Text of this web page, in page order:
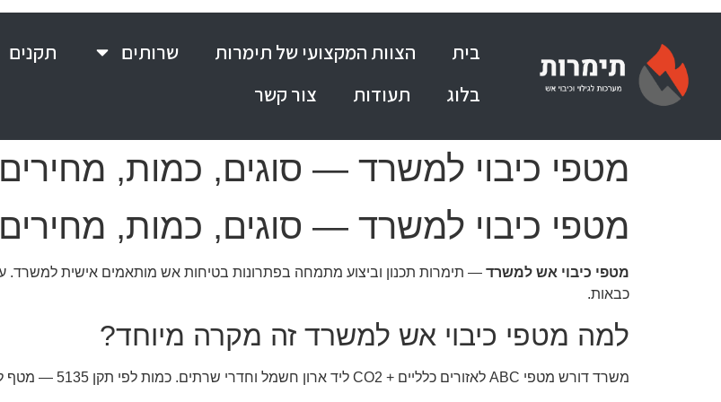
בית הצוות המקצועי של תימרות שרותים תקנים
בלוג
תעודות צור קשר
מטפי כיבוי למשרד — סוגים, כמות, מחירים 2026
מטפי כיבוי למשרד — סוגים, כמות, מחירים 2026
מטפי כיבוי אש למשרד
כבאות.
למה מטפי כיבוי אש למשרד זה מקרה מיוחד?
משרד דורש מטפי ABC לאזורים כלליים + CO2 ליד ארון חשמל וחדרי שרתים. כמות לפי תקן 5135 — מטף לכל 100-150 מ"ר + ליד כל יציאה.